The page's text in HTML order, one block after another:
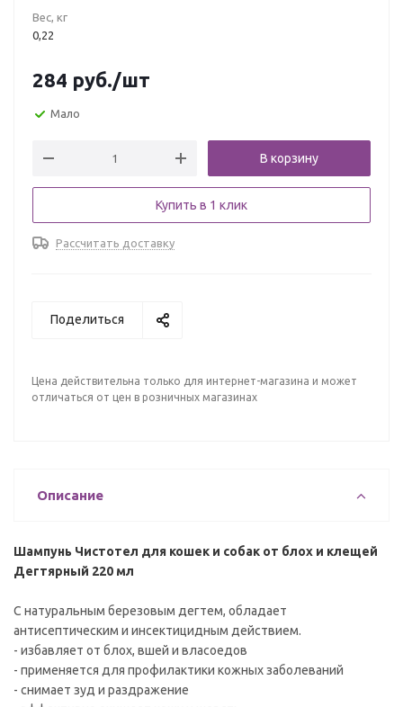
Вес, кг
0,22
284 руб./шт
Мало
В корзину
Купить в 1 клик
Рассчитать доставку
Поделиться
Цена действительна только для интернет-магазина и может
отличаться от цен в розничных магазинах
Описание
Шампунь Чистотел для кошек и собак от блох и клещей
Дегтярный 220 мл
С натуральным березовым дегтем, обладает
антисептическим и инсектицидным действием.
- избавляет от блох, вшей и власоедов
- применяется для профилактики кожных заболеваний
- снимает зуд и раздражение